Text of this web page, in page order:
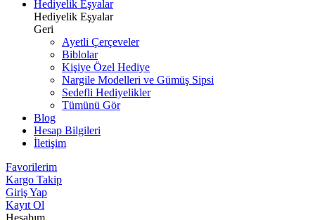
Hediyelik Eşyalar
Hediyelik Eşyalar
Geri
Ayetli Çerçeveler
Biblolar
Kişiye Özel Hediye
Nargile Modelleri ve Gümüş Sipsi
Sedefli Hediyelikler
Tümünü Gör
Blog
Hesap Bilgileri
İletişim
Favorilerim
Kargo Takip
Giriş Yap
Kayıt Ol
Hesabım